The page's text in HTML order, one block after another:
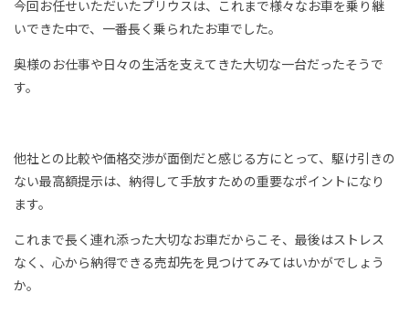
今回お任せいただいたプリウスは、これまで様々なお車を乗り継
いできた中で、一番長く乗られたお車でした。
奥様のお仕事や日々の生活を支えてきた大切な一台だったそうで
す。
他社との比較や価格交渉が面倒だと感じる方にとって、駆け引きの
ない最高額提示は、納得して手放すための重要なポイントになり
ます。
これまで長く連れ添った大切なお車だからこそ、最後はストレス
なく、心から納得できる売却先を見つけてみてはいかがでしょう
か。